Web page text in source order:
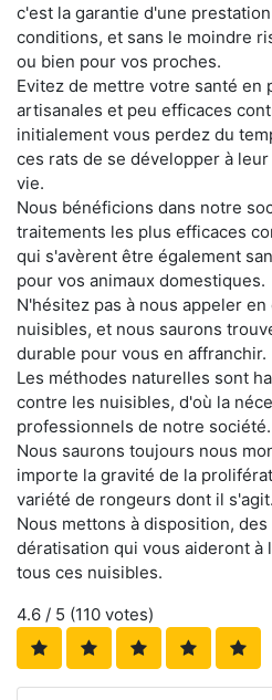
c'est la garantie d'une
conditions, et sans le moindre
ou bien pour vos proches.
Evitez de mettre votre santé en
artisanales et peu efficaces
initialement vous perdez du
ces rats de se développer à
vie.
Nous bénéficions dans notre
traitements les plus efficaces
qui s'avèrent être également
pour vos animaux domestiques.
N'hésitez pas à nous appeler
nuisibles, et nous saurons
durable pour vous en affranchir.
Les méthodes naturelles sont
contre les nuisibles, d'où la
professionnels de notre société.
Nous saurons toujours nous
importe la gravité de la
variété de rongeurs dont il s'agit.
Nous mettons à disposition,
dératisation qui vous aideront
tous ces nuisibles.
4.6 / 5 (110 votes)